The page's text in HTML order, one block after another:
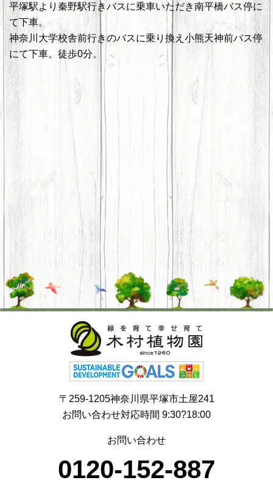
平塚駅より秦野駅行きバスに乗車いただき南平橋バス停に
て下車。
神奈川大学校舎前行きのバスに乗り換え小熊天神前バス停
にて下車。徒歩0分。
〒259-1205神奈川県平塚市土屋241
お問い合わせ対応時間 9:30?18:00
お問い合わせ
0120-152-887